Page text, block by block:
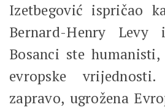
Izetbegović ispričao
Bernard-Henry
Bosanci ste
evropske
zapravo, ugrožena